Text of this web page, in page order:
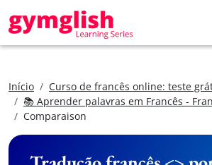
Início
Curso de francês online: teste
📚 Aprender palavras em Francês -
Comparaison